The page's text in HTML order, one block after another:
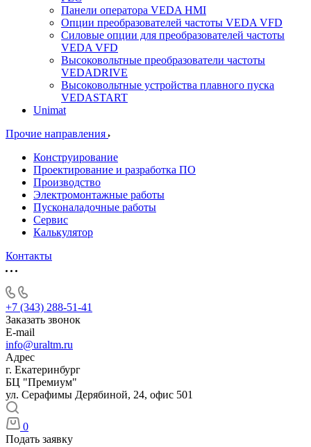
Панели оператора VEDA HMI
Опции преобразователей частоты VEDA VFD
Силовые опции для преобразователей частоты
VEDA VFD
Высоковольтные преобразователи частоты
VEDADRIVE
Высоковольтные устройства плавного пуска
VEDASTART
Unimat
Прочие направления
Конструирование
Проектирование и разработка ПО
Производство
Электромонтажные работы
Пусконаладочные работы
Сервис
Калькулятор
Контакты
+7 (343) 288-51-41
Заказать звонок
E-mail
info@uraltm.ru
Адрес
г. Екатеринбург
БЦ "Премиум"
ул. Серафимы Дерябиной, 24, офис 501
0
Подать заявку